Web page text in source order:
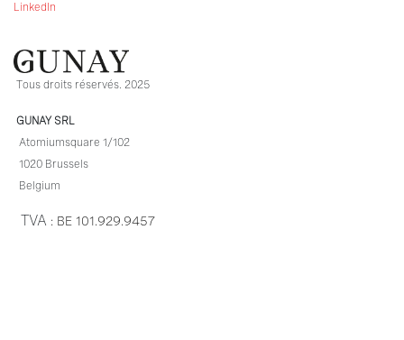
LinkedIn
Tous droits réservés. 2025
GUNAY SRL
Atomiumsquare 1/102
1020 Brussels
Belgium
TVA : BE 101.929.9457​